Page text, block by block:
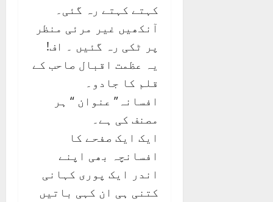
کہتے کہتے رہ گئی۔
آنکھیں غیر مرئی منظر
پر ٹکی رہ گئیں ۔ اف!
یہ عظمت اقبال صاحب کے
قلم کا جادو۔
افسانہ” عنوان “ ہر
مصنف کی ہے۔
ایک ایک صفحے کا
افسانچہ بھی اپنے
اندر ایک پوری کہانی
کتنی ہی ان کہی باتیں